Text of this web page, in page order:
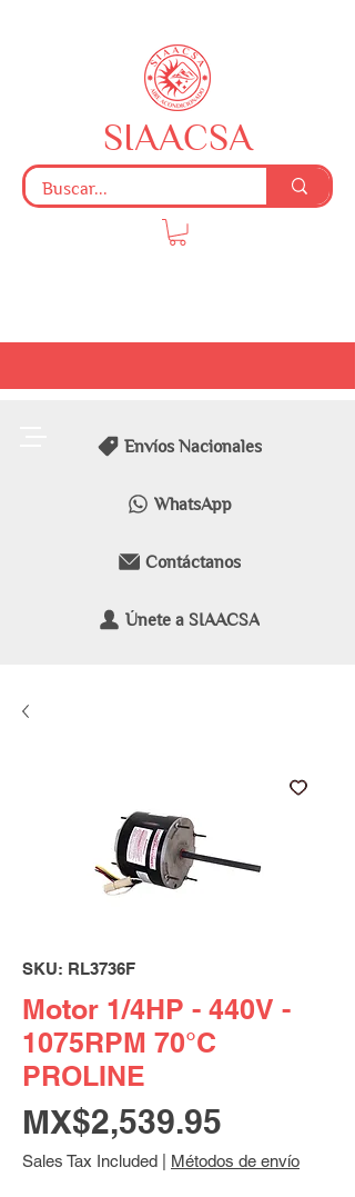
Envíos Nacionales
WhatsApp
Contáctanos
Únete a SIAACSA
SIAACSA
SKU: RL3736F
Motor 1/4HP - 440V -
1075RPM 70°C
PROLINE
MX$2,539.95
Sales Tax Included Métodos de envío